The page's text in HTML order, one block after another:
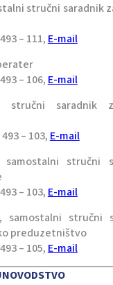
stručni saradnik
– 111, E-mail
– 106, E-mail
stručni saradnik
– 103, E-mail
samostalni stručni
– 103, E-mail
samostalni stručni
preduzetništvo
– 105, E-mail